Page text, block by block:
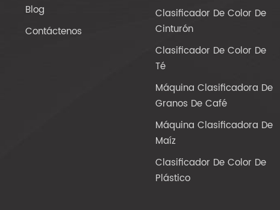
Blog
Contáctenos
Clasificador De Color De
Cinturón
Clasificador De Color De
Té
Máquina Clasificadora De
Granos De Café
Máquina Clasificadora De
Maíz
Clasificador De Color De
Plástico